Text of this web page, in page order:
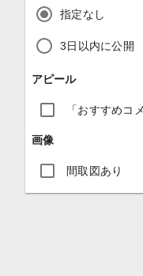
指定なし
3日以内に公開
アピール
「おすすめコ
画像
間取図あり